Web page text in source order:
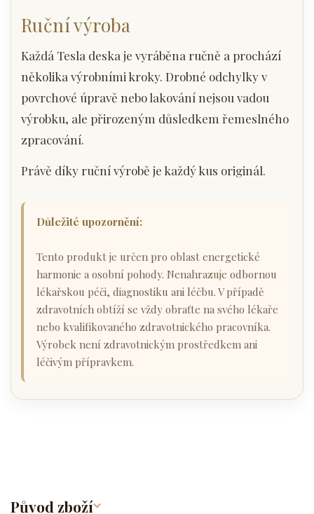
Ruční výroba
Každá Tesla deska je vyráběna ručně a prochází
několika výrobními kroky. Drobné odchylky v
povrchové úpravě nebo lakování nejsou vadou
výrobku, ale přirozeným důsledkem řemeslného
zpracování.
Právě díky ruční výrobě je každý kus originál.
Důležité upozornění:
Tento produkt je určen pro oblast energetické
harmonie a osobní pohody. Nenahrazuje odbornou
lékařskou péči, diagnostiku ani léčbu. V případě
zdravotních obtíží se vždy obraťte na svého lékaře
nebo kvalifikovaného zdravotnického pracovníka.
Výrobek není zdravotnickým prostředkem ani
léčivým přípravkem.
Původ zboží